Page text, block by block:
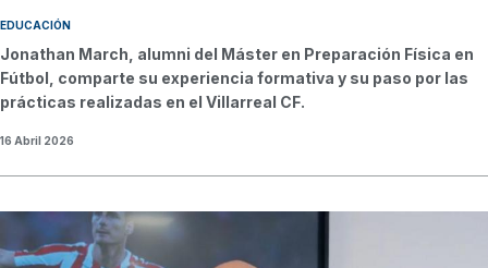
EDUCACIÓN
Jonathan March, alumni del Máster en Preparación Física en
Fútbol, comparte su experiencia formativa y su paso por las
prácticas realizadas en el Villarreal CF.
16 Abril 2026